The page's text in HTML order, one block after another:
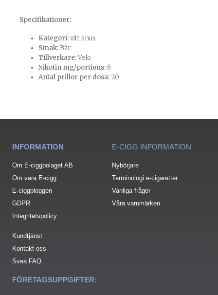
Specifikationer:
Kategori:vitt snus
Smak:Bär
Tillverkare:Velo
Nikotin mg/portions:6
Antal prillor per dosa: 20
INFORMATION
Om E-ciggbolaget AB
Om våra E-cigg
E-ciggbloggen
GDPR
Integritetspolicy
Kundtjänst
Kontakt oss
Svea FAQ
E-CIGG INFORMATION
Nybörjare
Terminologi e-cigaretter
Vanliga frågor
Våra varumärken
FÖRETAGSUPPGIFTER: